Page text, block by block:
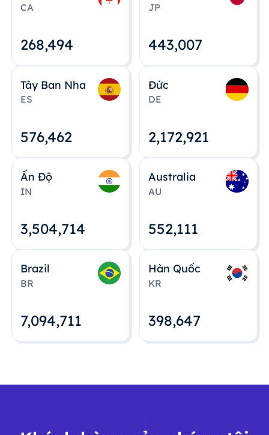
CA
268,495
JP
443,008
Tây Ban Nha
ES
576,463
Đức
DE
2,172,922
Ấn Độ
IN
3,504,715
Australia
AU
552,112
Brazil
BR
7,094,712
Hàn Quốc
KR
398,648